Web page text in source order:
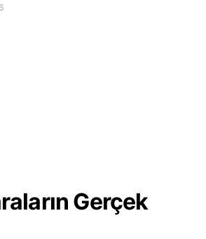
Gerçek